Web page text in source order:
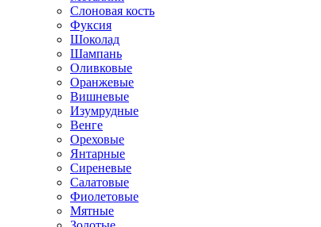
Слоновая кость
Фуксия
Шоколад
Шампань
Оливковые
Оранжевые
Вишневые
Изумрудные
Венге
Ореховые
Янтарные
Сиреневые
Салатовые
Фиолетовые
Мятные